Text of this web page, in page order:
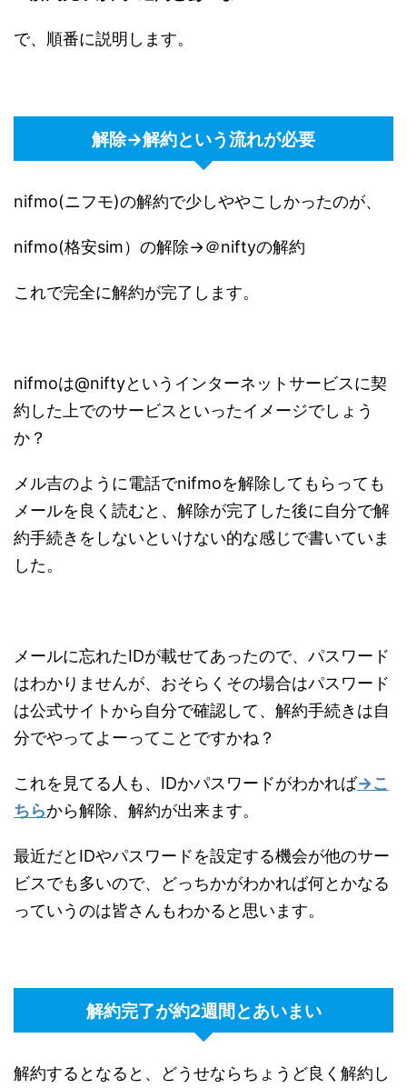
で、順番に説明します。
解除→解約という流れが必要
nifmo(ニフモ)の解約で少しややこしかったのが、
nifmo(格安sim）の解除→＠niftyの解約
これで完全に解約が完了します。
nifmoは@niftyというインターネットサービスに契
約した上でのサービスといったイメージでしょう
か？
メル吉のように電話でnifmoを解除してもらっても
メールを良く読むと、解除が完了した後に自分で解
約手続きをしないといけない的な感じで書いていま
した。
メールに忘れたIDが載せてあったので、パスワード
はわかりませんが、おそらくその場合はパスワード
は公式サイトから自分で確認して、解約手続きは自
分でやってよーってことですかね？
これを見てる人も、IDかパスワードがわかれば→こ
ちらから解除、解約が出来ます。
最近だとIDやパスワードを設定する機会が他のサー
ビスでも多いので、どっちかがわかれば何とかなる
っていうのは皆さんもわかると思います。
解約完了が約2週間とあいまい
解約するとなると、どうせならちょうど良く解約し